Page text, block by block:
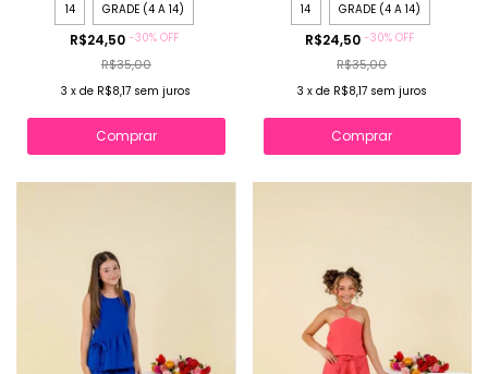
14 GRADE (4 A 14)
R$24,50 -30% OFF
R$35,00
3 xde R$8,17 sem juros
Comprar
14 GRADE (4 A 14)
R$24,50-30%OFF
R$35,00
3 x de R$8,17 sem juros
Comprar